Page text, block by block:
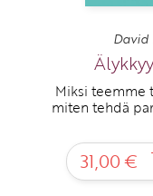
David
Miksi teemme
miten tehdä
31,00 €